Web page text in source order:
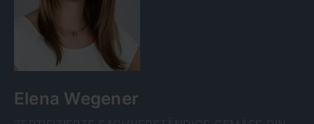
Elena Wegener